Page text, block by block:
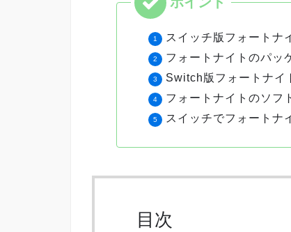
スイッチ版フォートナ
フォートナイトのパッ
Switch版フォートナイ
フォートナイトのソフ
スイッチでフォートナ
目次